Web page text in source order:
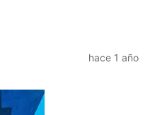
hace 1 año